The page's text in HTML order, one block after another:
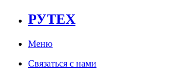
РУТЕХ
Меню
Связаться с нами